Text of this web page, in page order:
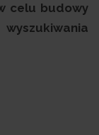
celu budowy